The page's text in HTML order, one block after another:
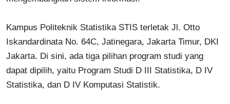
Kampus Politeknik Statistika STIS terletak Jl. Otto
Iskandardinata No. 64C, Jatinegara, Jakarta Timur, DKI
Jakarta. Di sini, ada tiga pilihan program studi yang
dapat dipilih, yaitu Program Studi D III Statistika, D IV
Statistika, dan D IV Komputasi Statistik.